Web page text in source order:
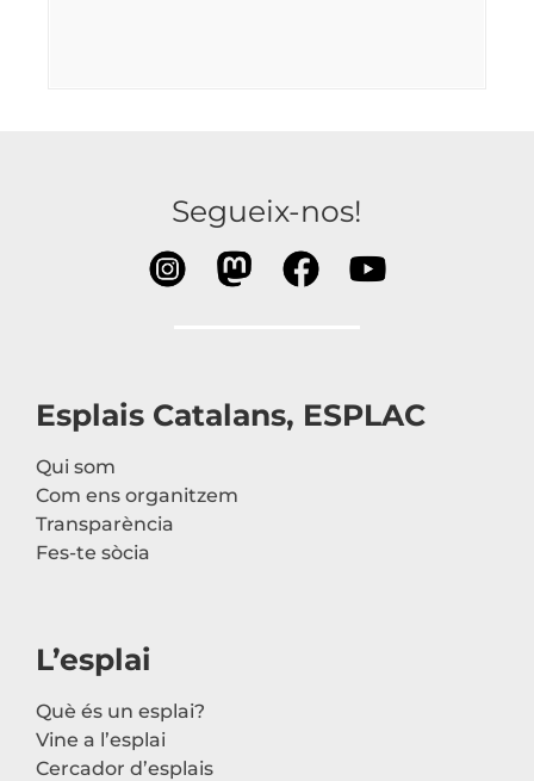
Segueix-nos!
Esplais Catalans, ESPLAC
Qui som
Com ens organitzem
Transparència
Fes-te sòcia
L’esplai
Què és un esplai?
Vine a l’esplai
Cercador d’esplais